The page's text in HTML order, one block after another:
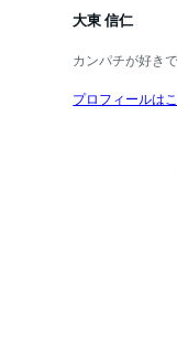
大東 信仁
カンパチが好きで
プロフィールは